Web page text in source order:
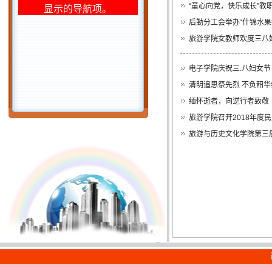
显示的导航项。
“童心向党，快乐成长”
后勤分工会举办“什锦水
旅游学院女教师欢度三八
电子学院庆祝三.八妇女节
清明追思祭先烈 不负韶
缅怀逝者，向逆行者致敬
旅游学院召开2018年度
旅游与历史文化学院第